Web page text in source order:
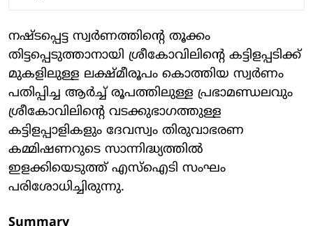
നഷ്ടപ്പെട്ട സ്വര്‍ണത്തിന്റെ തൂക്കം
തിട്ടപ്പെടുത്താനായി ശ്രീകോവിലിന്റെ കട്ടിളപ്പടിക്ക്
മുകളിലുള്ള ലക്ഷ്മീരൂപം കൊത്തിയ സ്വര്‍ണം
പതിപ്പിച്ച ആര്‍ച്ച് രൂപത്തിലുള്ള പ്രഭാമണ്ഡലവും
ശ്രീകോവിലിന്റെ വടക്കുഭാഗത്തുള്ള
കട്ടിളപ്പാളികളും ദേവസ്വം തിരുവാഭരണ
കമ്മിഷണറുടെ സാന്നിദ്ധ്യത്തില്‍
ഇളക്കിയെടുത്ത് എസ്‌ഐടി സംഘം
പരിശോധിച്ചിരുന്നു.